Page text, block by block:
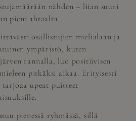
nähden – liian suuri
pieni ahtaalta.
osallistujien mielialaan ja
ympäristö, kuten
rannalla, luo positiivisen
pitkäksi aikaa. Erityisesti
tarjoaa upeat puitteet
pienessä ryhmässä, sillä